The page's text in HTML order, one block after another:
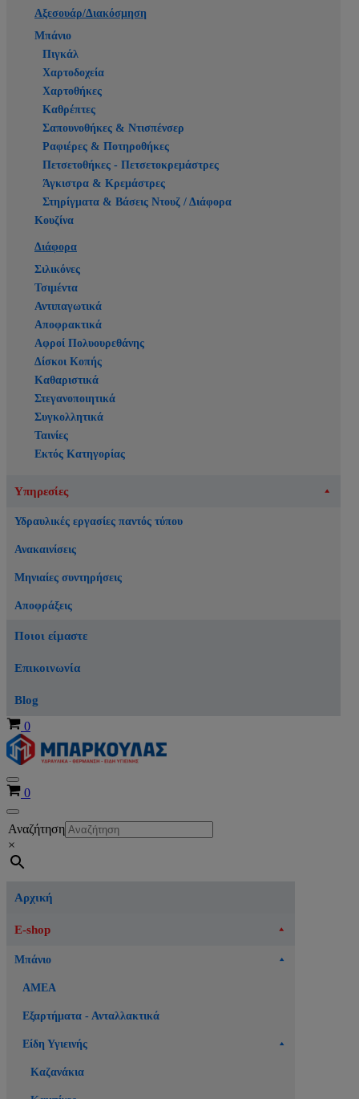
Αξεσουάρ/Διακόσμηση
Μπάνιο
Πιγκάλ
Χαρτοδοχεία
Χαρτοθήκες
Καθρέπτες
Σαπουνοθήκες & Ντισπένσερ
Ραφιέρες & Ποτηροθήκες
Πετσετοθήκες - Πετσετοκρεμάστρες
Άγκιστρα & Κρεμάστρες
Στηρίγματα & Βάσεις Ντουζ / Διάφορα
Κουζίνα
Διάφορα
Σιλικόνες
Τσιμέντα
Αντιπαγωτικά
Αποφρακτικά
Αφροί Πολυουρεθάνης
Δίσκοι Κοπής
Καθαριστικά
Στεγανοποιητικά
Συγκολλητικά
Ταινίες
Εκτός Κατηγορίας
Υπηρεσίες
Υδραυλικές εργασίες παντός τύπου
Ανακαινίσεις
Μηνιαίες συντηρήσεις
Αποφράξεις
Ποιοι είμαστε
Επικοινωνία
Blog
Καλάθι
0
Μενού
πλοήγησης
Καλάθι
0
Μενού
πλοήγησης
Αναζήτηση
×
Αρχική
E-shop
Μπάνιο
ΑΜΕΑ
Εξαρτήματα - Ανταλλακτικά
Είδη Υγιεινής
Καζανάκια